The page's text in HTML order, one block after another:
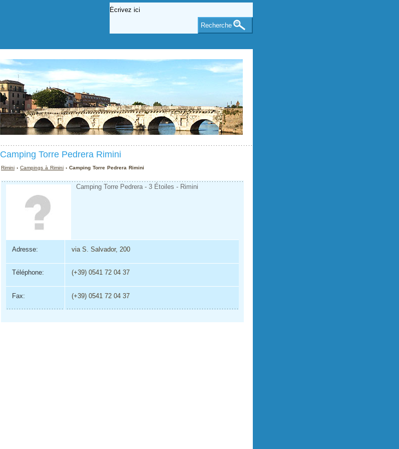
Camping Torre Pedrera Rimini
Rimini ›Campings à Rimini › Camping Torre Pedrera Rimini
Camping Torre Pedrera - 3 Étoiles - Rimini
Adresse: via S. Salvador, 200
Téléphone: (+39) 0541 72 04 37
Fax: (+39) 0541 72 04 37
Recherche